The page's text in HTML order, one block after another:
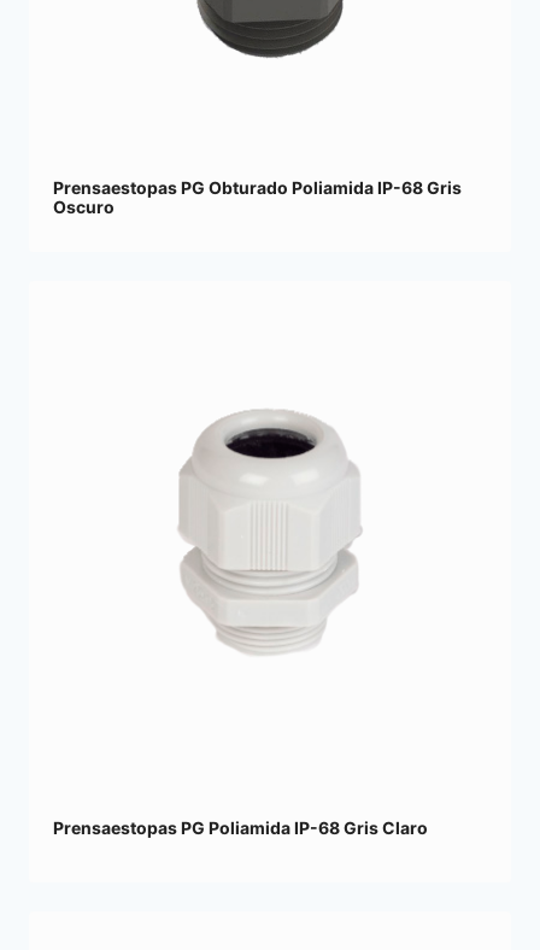
Prensaestopas PG Obturado Poliamida IP-68 Gris
Oscuro
Prensaestopas PG Poliamida IP-68 Gris Claro